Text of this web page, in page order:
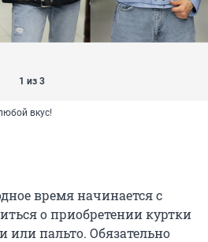
1 из 3
вкус!
время начинается с
о приобретении куртки
или пальто. Обязательно